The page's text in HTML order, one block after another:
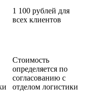
1 100 рублей для
всех клиентов
Стоимость
определяется по
согласованию с
отделом логистики